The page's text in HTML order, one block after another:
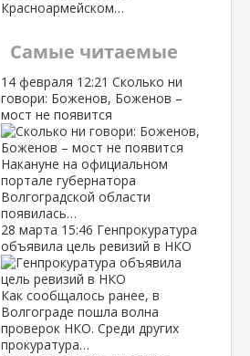
Красноармейском…
Самые читаемые
14 февраля 12:21 Сколько ни
говори: Боженов, Боженов –
мост не появится
Накануне на официальном
портале губернатора
Волгоградской области
появилась…
28 марта 15:46 Генпрокуратура
объявила цель ревизий в НКО
Как сообщалось ранее, в
Волгограде пошла волна
проверок НКО. Среди других
прокуратура…